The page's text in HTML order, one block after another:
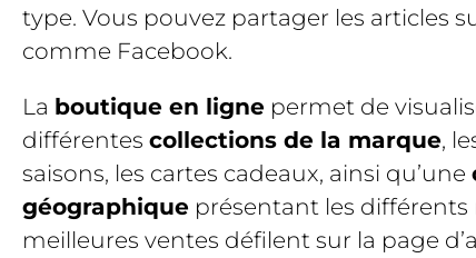
type. Vous pouvez partager les articles
comme Facebook.
La boutique en ligne permet de
différentes collections de la marque,
saisons, les cartes cadeaux, ainsi qu’une
géographique présentant les différents
meilleures ventes défilent sur la page